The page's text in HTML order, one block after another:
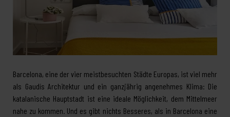
Barcelona, eine der vier meistbesuchten Städte Europas, ist viel mehr
als Gaudís Architektur und ein ganzjährig angenehmes Klima: Die
katalanische Hauptstadt ist eine ideale Möglichkeit, dem Mittelmeer
nahe zu kommen. Und es gibt nichts Besseres, als in Barcelona eine